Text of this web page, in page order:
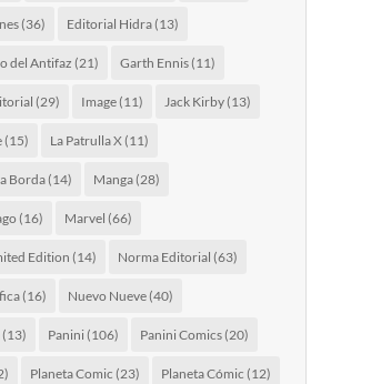
(36) Editorial Hidra(13)
del Antifaz (21) Garth Ennis(11)
(29) Image(11) Jack Kirby(13)
(15) La Patrulla X(11)
Borda(14) Manga(28)
(16) Marvel (66)
Edition(14) Norma Editorial (63)
(16) Nuevo Nueve(40)
(13) Panini(106) Panini Comics(20)
Planeta Comic (23) Planeta Cómic (12)